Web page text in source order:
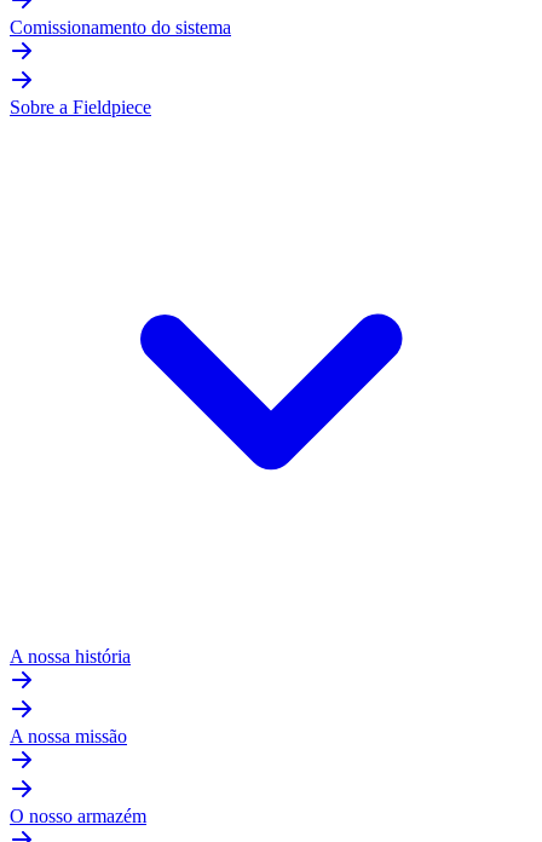
Comissionamento do sistema
Sobre a Fieldpiece
A nossa história
A nossa missão
O nosso armazém